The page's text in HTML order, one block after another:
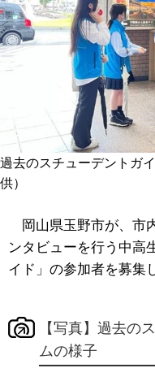
過去のスチューデントガ
供）
岡山県玉野市が、市
ンタビューを行う中高
イド」の参加者を募集
【写真】過去の
ムの様子